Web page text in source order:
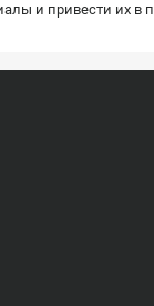
и привести их в